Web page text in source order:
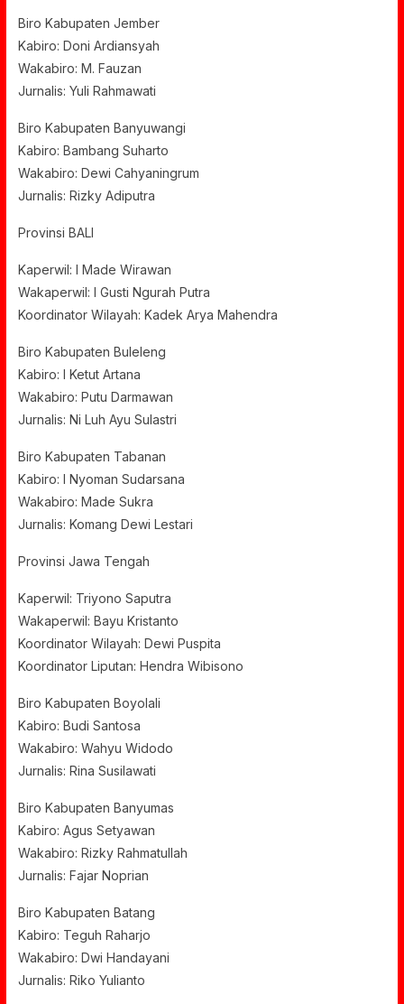
Biro Kabupaten Jember
Kabiro: Doni Ardiansyah
Wakabiro: M. Fauzan
Jurnalis: Yuli Rahmawati
Biro Kabupaten Banyuwangi
Kabiro: Bambang Suharto
Wakabiro: Dewi Cahyaningrum
Jurnalis: Rizky Adiputra
Provinsi BALI
Kaperwil: I Made Wirawan
Wakaperwil: I Gusti Ngurah Putra
Koordinator Wilayah: Kadek Arya Mahendra
Biro Kabupaten Buleleng
Kabiro: I Ketut Artana
Wakabiro: Putu Darmawan
Jurnalis: Ni Luh Ayu Sulastri
Biro Kabupaten Tabanan
Kabiro: I Nyoman Sudarsana
Wakabiro: Made Sukra
Jurnalis: Komang Dewi Lestari
Provinsi Jawa Tengah
Kaperwil: Triyono Saputra
Wakaperwil: Bayu Kristanto
Koordinator Wilayah: Dewi Puspita
Koordinator Liputan: Hendra Wibisono
Biro Kabupaten Boyolali
Kabiro: Budi Santosa
Wakabiro: Wahyu Widodo
Jurnalis: Rina Susilawati
Biro Kabupaten Banyumas
Kabiro: Agus Setyawan
Wakabiro: Rizky Rahmatullah
Jurnalis: Fajar Noprian
Biro Kabupaten Batang
Kabiro: Teguh Raharjo
Wakabiro: Dwi Handayani
Jurnalis: Riko Yulianto